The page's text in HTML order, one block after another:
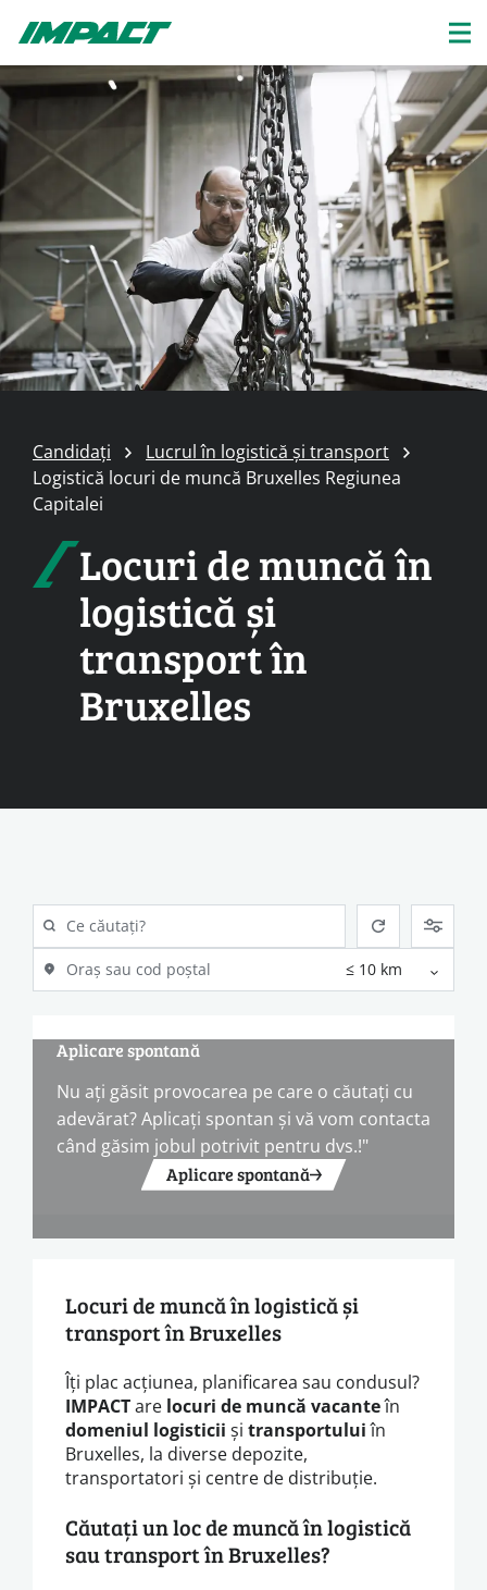
Candidați
Lucrul în logistică și transport
Logistică locuri de muncă Bruxelles Regiunea
Capitalei
Locuri de muncă în
logistică și
transport în
Bruxelles
Aplicare spontană
Nu ați găsit provocarea pe care o căutați cu
adevărat? Aplicați spontan și vă vom contacta
când găsim jobul potrivit pentru dvs.!"
Aplicare spontană
Locuri de muncă în logistică și
transport în Bruxelles
Îți plac acțiunea, planificarea sau condusul?
IMPACTare locuri de muncă vacanteîn
domeniul logisticii și transportuluiîn
Bruxelles, la diverse depozite,
transportatori și centre de distribuție.
Căutați un loc de muncă în logistică
sau transport în Bruxelles?